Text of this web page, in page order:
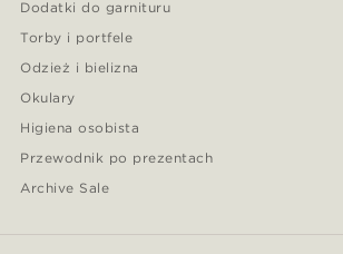
Dodatki do garnituru
Torby i portfele
Odzież i bielizna
Okulary
Higiena osobista
Przewodnik po prezentach
Archive Sale